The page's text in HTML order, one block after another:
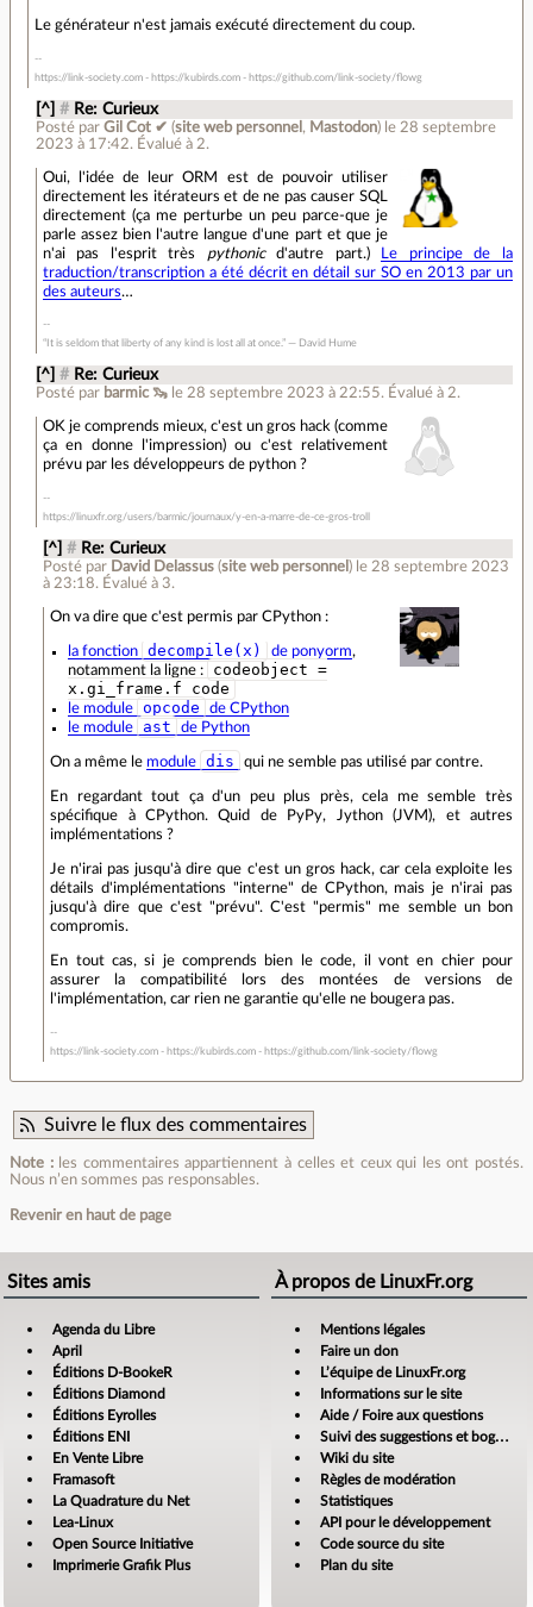
Le générateur n'est jamais exécuté directement du coup.
https://link-society.com - https://kubirds.com - https://github.com/link-society/flowg
[^] # Re: Curieux
Posté par Gil Cot ✔ (site web personnel , Mastodon) le 28 septembre
2023 à 17:42. Évalué à 2.
Oui, l'idée de leur ORM est de pouvoir utiliser
directement les itérateurs et de ne pas causer SQL
directement (ça me perturbe un peu parce-que je
parle assez bien l'autre langue d'une part et que je
n'ai pas l'esprit très pythonicd'autre part.)
Le principe de la
traduction/transcription a été décrit en détail sur SO en 2013 par un
des auteurs…
“It is seldom that liberty of any kind is lost all at once.” ― David Hume
[^] # Re: Curieux
Posté par barmic 🦦 le 28 septembre 2023 à 22:55.Évalué à 2.
OK je comprends mieux, c'est un gros hack (comme
ça en donne l'impression) ou c'est relativement
prévu par les développeurs de python ?
https://linuxfr.org/users/barmic/journaux/y-en-a-marre-de-ce-gros-troll
[^] # Re: Curieux
Posté par David Delassus (site web personnel ) le 28 septembre 2023
à 23:18. Évalué à 3.
On va dire que c'est permis par CPython :
la fonction decompile(x) de ponyorm,
notamment la ligne :
codeobject =
x.gi_frame.f_code
le module opcode
de CPython
le module
ast de Python
On a même le module dis qui ne semble pas utilisé par contre.
En regardant tout ça d'un peu plus près, cela me semble très
spécifique à CPython. Quid de PyPy, Jython (JVM), et autres
implémentations ?
Je n'irai pas jusqu'à dire que c'est un gros hack, car cela exploite les
détails d'implémentations "interne" de CPython, mais je n'irai pas
jusqu'à dire que c'est "prévu". C'est "permis" me semble un bon
compromis.
En tout cas, si je comprends bien le code, il vont en chier pour
assurer la compatibilité lors des montées de versions de
l'implémentation, car rien ne garantie qu'elle ne bougera pas.
https://link-society.com - https://kubirds.com - https://github.com/link-society/flowg
Suivre le flux des commentaires
Note :les commentaires appartiennent à celles et ceux qui les ont postés.
Nous n’en sommes pas responsables.
Revenir en haut de page
Sites amis
Agenda du Libre
April
Éditions D-BookeR
Éditions Diamond
Éditions Eyrolles
Éditions ENI
En Vente Libre
Framasoft
La Quadrature du Net
Lea-Linux
Open Source Initiative
Imprimerie Grafik Plus
À propos de LinuxFr.org
Mentions légales
Faire un don
L’équipe de LinuxFr.org
Informations sur le site
Aide / Foire aux questions
Suivi des suggestions et bogues
Wiki du site
Règles de modération
Statistiques
API pour le développement
Code source du site
Plan du site